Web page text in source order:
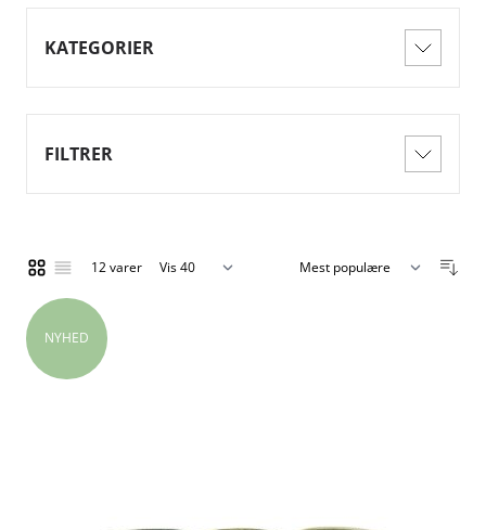
KATEGORIER
FILTRER
GitterListe Sorter efter
12varer Vis
pr. side
NYHED